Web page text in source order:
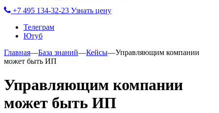
+7 495 134-32-23 Узнать цену
Телеграм
Ютуб
Главная—База знаний—Кейсы—Управляющим компании
может быть ИП
Управляющим компании
может быть ИП